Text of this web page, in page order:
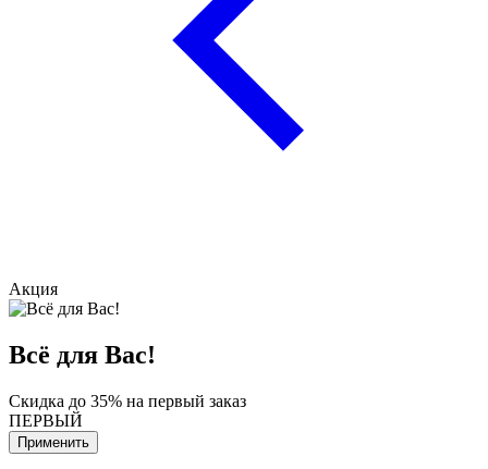
Акция
Всё для Вас!
Скидка до 35% на первый заказ
ПЕРВЫЙ
Применить